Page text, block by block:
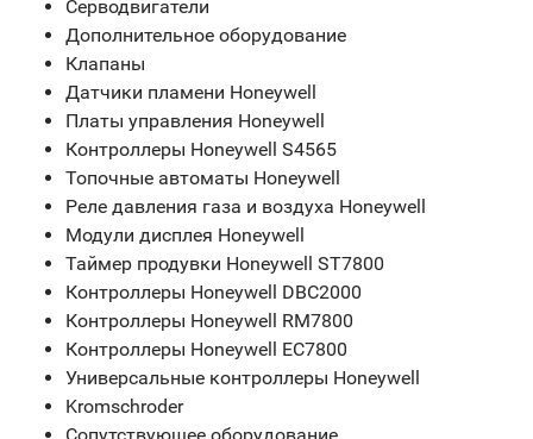
Серводвигатели
Дополнительное оборудование
Клапаны
Датчики пламени Honeywell
Платы управления Honeywell
Контроллеры Honeywell S4565
Топочные автоматы Honeywell
Реле давления газа и воздуха Honeywell
Модули дисплея Honeywell
Таймер продувки Honeywell ST7800
Контроллеры Honeywell DBC2000
Контроллеры Honeywell RM7800
Контроллеры Honeywell EC7800
Универсальные контроллеры Honeywell
Kromschroder